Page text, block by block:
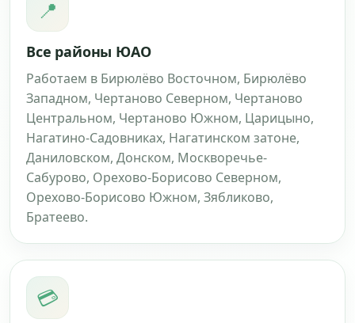
📍
Все районы ЮАО
Работаем в Бирюлёво Восточном, Бирюлёво
Западном, Чертаново Северном, Чертаново
Центральном, Чертаново Южном, Царицыно,
Нагатино-Садовниках, Нагатинском затоне,
Даниловском, Донском, Москворечье-
Сабурово, Орехово-Борисово Северном,
Орехово-Борисово Южном, Зябликово,
Братеево.
💳